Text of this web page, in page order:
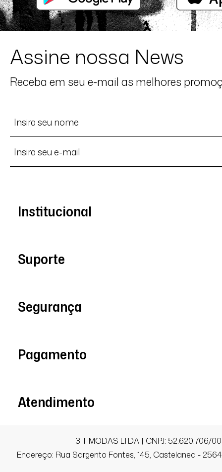
Assine nossa News
Receba em seu e-mail as melhores
Institucional
Suporte
Segurança
Pagamento
Atendimento
3 T MODAS LTDA | CNPJ: 52.620.706/
Endereço: Rua Sargento Fontes, 145, Castelanea -